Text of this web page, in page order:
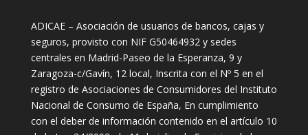
ADICAE – Asociación de usuarios de bancos, cajas y
seguros, provisto con NIF G50464932 y sedes
centrales en Madrid-Paseo de la Esperanza, 9 y
Zaragoza-c/Gavín, 12 local, Inscrita con el Nº 5 en el
registro de Asociaciones de Consumidores del Instituto
Nacional de Consumo de España, En cumplimiento
con el deber de información contenido en el artículo 10